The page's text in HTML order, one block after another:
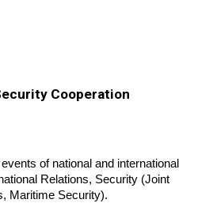
Cooperation
of national and international
Relations, Security (Joint
Maritime Security).